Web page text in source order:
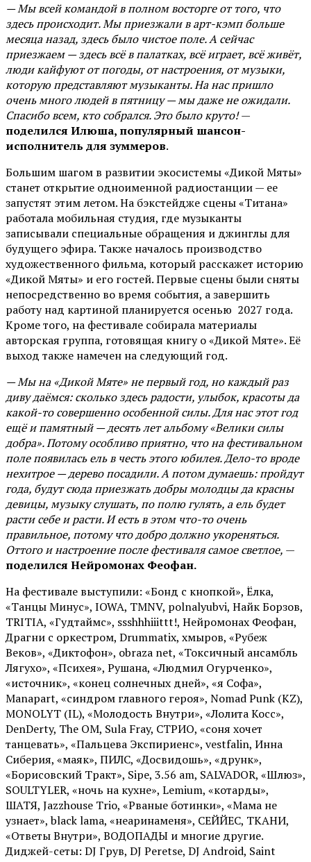
— Мы всей командой в полном восторге от того, что
здесь происходит. Мы приезжали в арт-кэмп больше
месяца назад, здесь было чистое поле. А сейчас
приезжаем — здесь всё в палатках, всё играет, всё живёт,
люди кайфуют от погоды, от настроения, от музыки,
которую представляют музыканты. На нас пришло
очень много людей в пятницу — мы даже не ожидали.
Спасибо всем, кто собрался. Это было круто!—
поделился Илюша, популярный шансон-
исполнитель для зуммеров.
Большим шагом в развитии экосистемы «Дикой Мяты»
станет открытие одноименной радиостанции — ее
запустят этим летом. На бэкстейдже сцены «Титана»
работала мобильная студия, где музыканты
записывали специальные обращения и джинглы для
будущего эфира. Также началось производство
художественного фильма, который расскажет историю
«Дикой Мяты» и его гостей. Первые сцены были сняты
непосредственно во время события, а завершить
работу над картиной планируется осенью 2027 года.
Кроме того, на фестивале собирала материалы
авторская группа, готовящая книгу о «Дикой Мяте». Её
выход также намечен на следующий год.
— Мы на «Дикой Мяте» не первый год, но каждый раз
диву даёмся: сколько здесь радости, улыбок, красоты да
какой-то совершенно особенной силы. Для нас этот год
ещё и памятный — десять лет альбому «Велики силы
добра». Потому особливо приятно, что на фестивальном
поле появилась ель в честь этого юбилея. Дело-то вроде
нехитрое — дерево посадили. А потом думаешь: пройдут
года, будут сюда приезжать добры молодцы да красны
девицы, музыку слушать, по полю гулять, а ель будет
расти себе и расти. И есть в этом что-то очень
правильное, потому что добро должно укореняться.
Оттого и настроение после фестиваля самое светлое, —
поделился Нейромонах Феофан.
На фестивале выступили: «Бонд с кнопкой», Ёлка,
«Танцы Минус», IOWA, TMNV, polnalyubvi, Найк Борзов,
TRITIA, «Гудтаймс», ssshhhiiittt!, Нейромонах Феофан,
Драгни с оркестром, Drummatix, хмыров, «Рубеж
Веков», «Диктофон», obraza net, «Токсичный ансамбль
Лягухо», «Психея», Рушана, «Людмил Огурченко»,
«источник», «конец солнечных дней», «я Софа»,
Manapart, «синдром главного героя», Nomad Punk (KZ),
MONOLYT (IL), «Молодость Внутри», «Лолита Косс»,
DenDerty, The OM, Sula Fray, СТРИО, «соня хочет
танцевать», «Пальцева Экспириенс», vestfalin, Инна
Сиберия, «маяк», ПИЛС, «Досвидошь», «друнк»,
«Борисовский Тракт», Sipe, 3.56 am, SALVADOR, «Шлюз»,
SOULTYLER, «ночь на кухне», Lemium, «котарды»,
ШАТЯ, Jazzhouse Trio, «Рваные ботинки», «Мама не
узнает», black lama, «неаринаменя», СЕЙЙЕС, ТКАНИ,
«Ответы Внутри», ВОДОПАДЫ и многие другие.
Диджей-сеты: DJ Грув, DJ Peretse, DJ Android, Saint